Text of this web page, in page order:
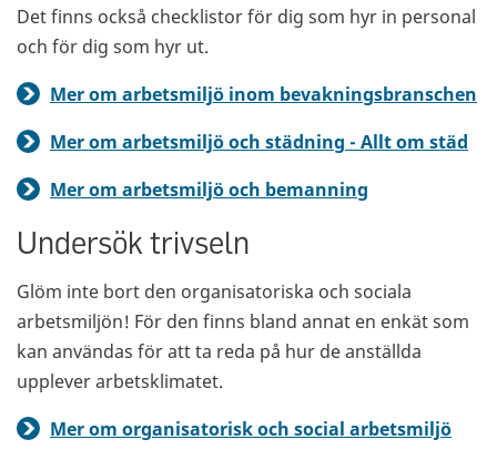
Det finns också checklistor för dig som hyr in personal
och för dig som hyr ut.
Mer om arbetsmiljö inom bevakningsbranschen
Mer om arbetsmiljö och städning - Allt om städ
Mer om arbetsmiljö och bemanning
Undersök trivseln
Glöm inte bort den organisatoriska och sociala
arbetsmiljön! För den finns bland annat en enkät som
kan användas för att ta reda på hur de anställda
upplever arbetsklimatet.
Mer om organisatorisk och social arbetsmiljö